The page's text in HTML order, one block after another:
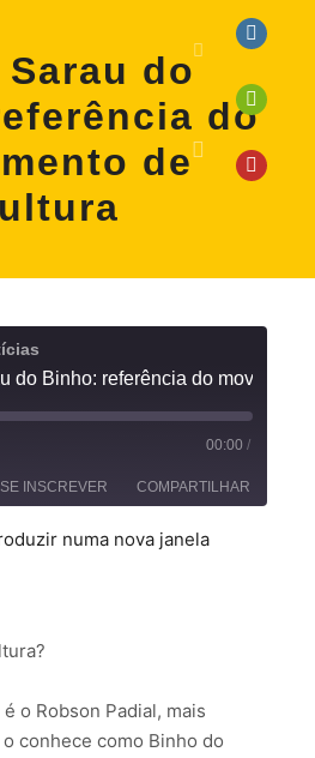
Sarau do
do
de
00:00 /
SE INSCREVER COMPARTILHAR
numa nova janela
o Robson Padial, mais
conhece como Binho do